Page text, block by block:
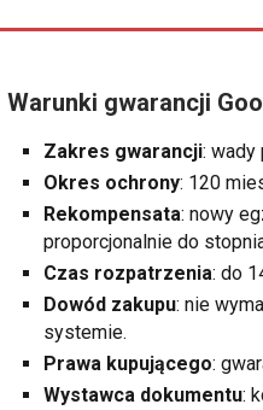
Warunki gwarancji
Zakres gwarancji: wady
Okres ochrony: 120
Rekompensata: nowy
proporcjonalnie do
Czas rozpatrzenia: do
Dowód zakupu: nie
systemie.
Prawa kupującego:
Wystawca dokumentu: